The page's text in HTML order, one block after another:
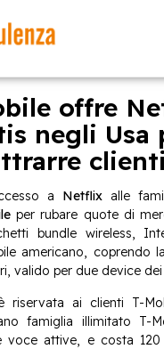
Vai
Bandi ISO 27001
BeeProd
le pagine
offre
negli Usa
clienti
a Netflix alle
per rubare quote di
bundle wireless,
americano, coprendo
valido per due device
riservata ai clienti T-
famiglia illimitato T-
voce attive, e costa